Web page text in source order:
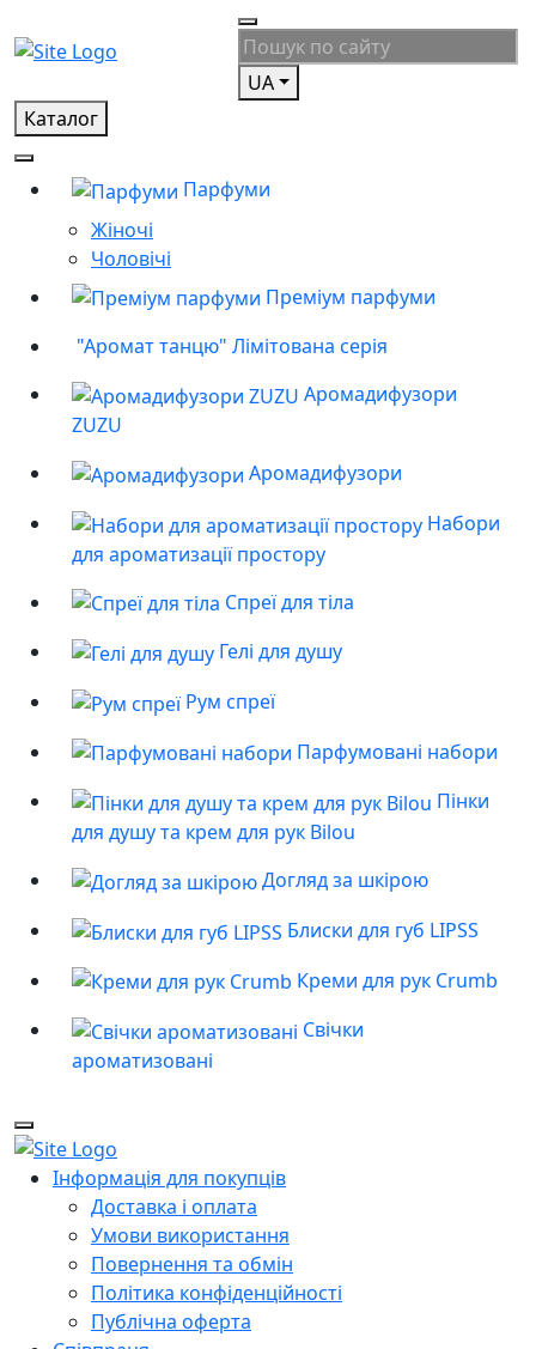
UA
Каталог
Парфуми
Жіночі
Чоловічі
Преміум парфуми
"Аромат танцю" Лімітована серія
Аромадифузори
ZUZU
Аромадифузори
Набори
для ароматизації простору
Спреї для тіла
Гелі для душу
Рум спреї
Парфумовані набори
Пінки
для душу та крем для рук Bilou
Догляд за шкірою
Блиски для губ LIPSS
Креми для рук Crumb
Свічки
ароматизовані
Інформація для покупців
Доставка і оплата
Умови використання
Повернення та обмін
Політика конфіденційності
Публічна оферта